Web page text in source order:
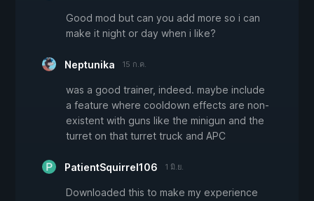
Good mod but can you add more so i can
make it night or day when i like?
Neptunika 15 ก.ค.
was a good trainer, indeed. maybe include
a feature where cooldown effects are non-
existent with guns like the minigun and the
turret on that turret truck and APC
PatientSquirrel106 1 มิ.ย.
Downloaded this to make my experience